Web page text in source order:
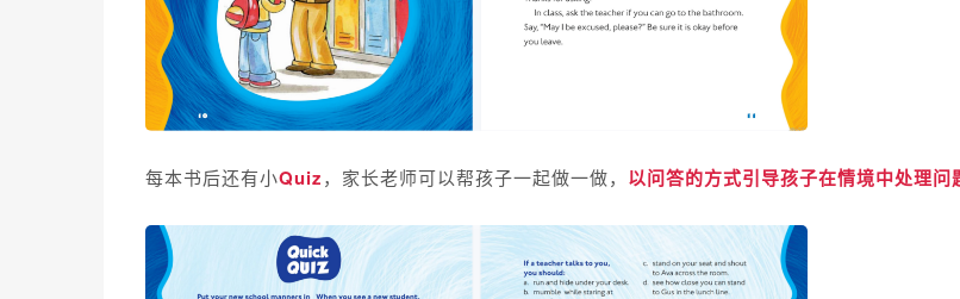
每本书后还有小Quiz，家长老师可以帮孩子一起做一做， 以问答的方式引导孩子在情境中处理问